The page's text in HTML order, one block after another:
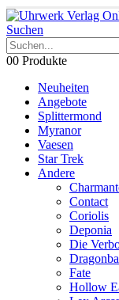
Suchen
00 Produkte
Neuheiten
Angebote
Splittermond
Myranor
Vaesen
Star Trek
Andere
Contact
Coriolis
Deponia
Die
Fate
Hollow